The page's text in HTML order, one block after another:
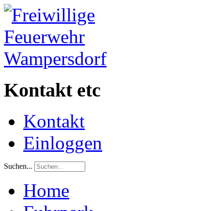
Kontakt etc
Kontakt
Einloggen
Suchen...
Home